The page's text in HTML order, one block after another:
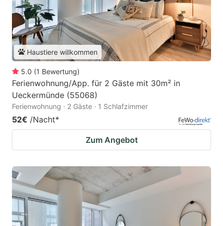
Haustiere willkommen
5.0 (1 Bewertung)
Ferienwohnung/App. für 2 Gäste mit 30m² in
Ueckermünde (55068)
Ferienwohnung · 2 Gäste · 1 Schlafzimmer
52€ /Nacht*
Zum Angebot